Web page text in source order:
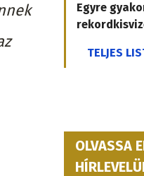
Egyre
TELJES
OLVASSA